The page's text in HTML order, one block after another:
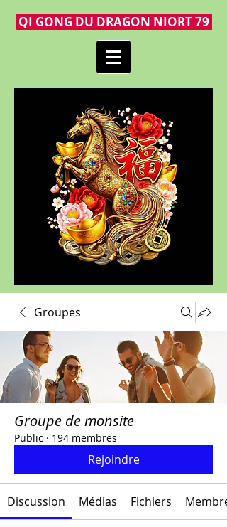
QI GONG DU DRAGON NIORT 79
Groupes
Groupe de monsite
Public · 194 membres
Rejoindre
Discussion Médias Fichiers